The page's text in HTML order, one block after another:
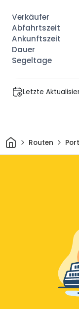
Letzte
HeimRouten